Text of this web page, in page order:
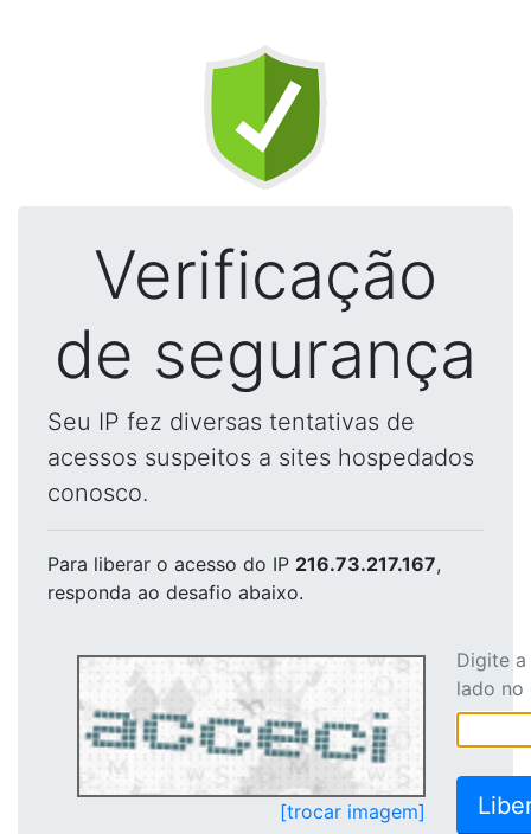
Verificação
de segurança
Seu IP fez diversas tentativas de
acessos suspeitos a sites hospedados
conosco.
Para liberar o acesso do IP 216.73.217.167,
responda ao desafio abaixo.
[trocar imagem]
Digite
lado no